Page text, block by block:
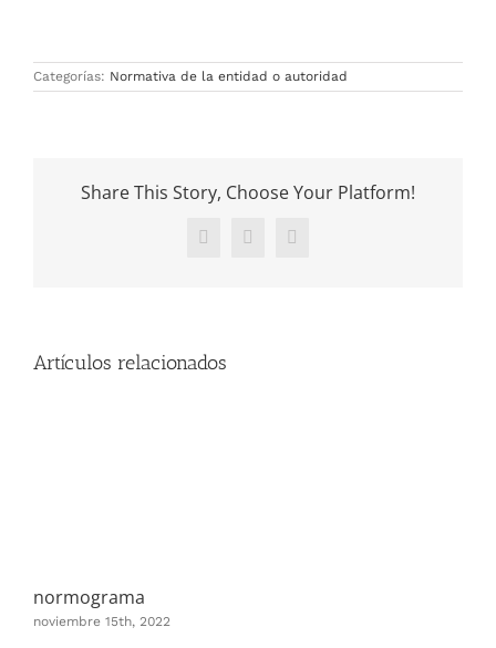
Categorías: Normativa de la entidad o autoridad
Share This Story, Choose Your Platform!
Facebook
X WhatsApp
Artículos relacionados
normograma
noviembre 15th, 2022